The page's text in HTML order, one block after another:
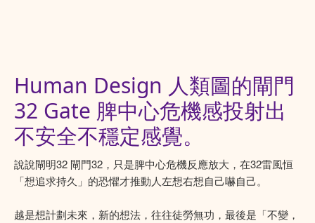
Human Design 人類圖的閘門
32 Gate 脾中心危機感投射出
不安全不穩定感覺。
說說閘明32 閘門32，只是脾中心危機反應放大，在32雷風恒
「想追求持久」的恐懼才推動人左想右想自己嚇自己。
越是想計劃未來，新的想法，往往徒勞無功，最後是「不變，